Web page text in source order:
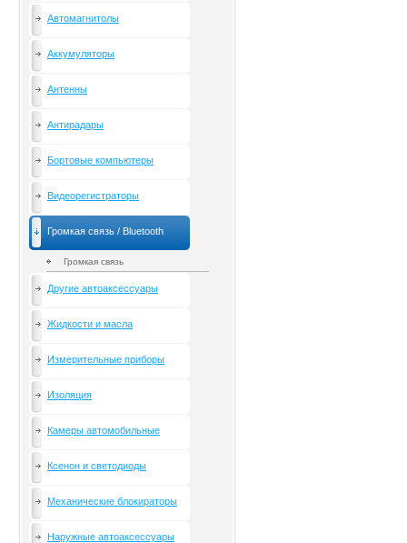
Автомагнитолы
Аккумуляторы
Антенны
Антирадары
Бортовые компьютеры
Видеорегистраторы
Громкая связь / Bluetooth
Громкая связь
Другие автоаксессуары
Жидкости и масла
Измерительные приборы
Изоляция
Камеры автомобильные
Ксенон и светодиоды
Механические блокираторы
Наружные автоаксессуары